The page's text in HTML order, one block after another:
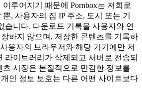
루어지기 때문에 Pornbox는 저희로
, 사용자의 집 IP 주소, 도시 또는 기
습니다. 다운로드 기록을 사용자와 연
하지 않으며, 저장한 콘텐츠를 기록하
용자의 브라우저와 해당 기기에만 저
라이브러리가 삭제되고 서버로 전송되
츠 시장은 본질적으로 민감한 정보를
인 정보 보호는 다른 어떤 사이트보다